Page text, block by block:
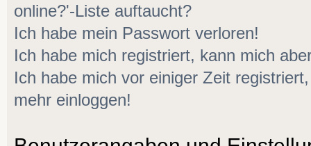
online?'-Liste auftaucht?
Ich habe mein Passwort verloren!
Ich habe mich registriert, kann mich
Ich habe mich vor einiger Zeit
mehr einloggen!